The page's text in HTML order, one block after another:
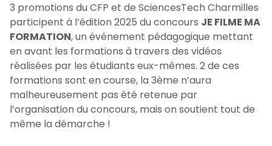
3 promotions du CFP et de SciencesTech Charmilles
participent à l’édition 2025 du concours JE FILME MA
FORMATION, un événement pédagogique mettant
en avant les formations à travers des vidéos
réalisées par les étudiants eux-mêmes. 2 de ces
formations sont en course, la 3ème n’aura
malheureusement pas été retenue par
l’organisation du concours, mais on soutient tout de
même la démarche !